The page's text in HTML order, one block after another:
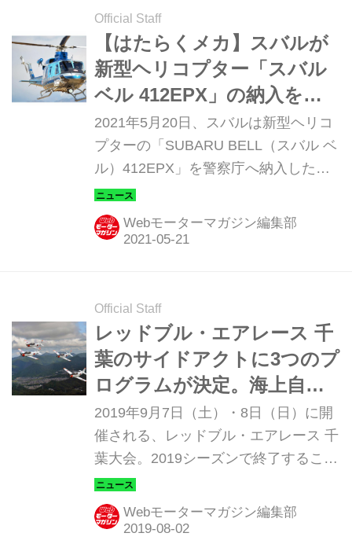
Official Staff
【はたらくメカ】スバルが
新型ヘリコプター「スバル
ベル 412EPX」の納入を開
始。1号機は警察庁経由で岩
手県警へ
2021年5月20日、スバルは新型ヘリコ
プターの「SUBARU BELL（スバル ベ
ル）412EPX」を警察庁へ納入した。
これは、スバル ベル 412EPXとしては
初めてカスタマーに納入されたもの
だ。
Webモーターマガジン編集部
Official Staff
レッドブル・エアレース 千
葉のサイドアクトに3つのプ
ログラムが決定。海上自衛
隊曲技飛行チームや救難飛
行艇「US-2」などがやって
来る！
2019年9月7日（土）・8日（日）に開
催される、レッドブル・エアレース 千
葉大会。2019シーズンで終了すること
になった同レース、この千葉大会が文
字どおりの最終戦になるのだが、その
サイドアクト（サポートイベント）
Webモーターマガジン編集部